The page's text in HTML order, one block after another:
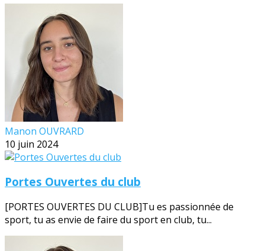
Manon OUVRARD
10 juin 2024
Portes Ouvertes du club
[PORTES OUVERTES DU CLUB]Tu es passionnée de
sport, tu as envie de faire du sport en club, tu...